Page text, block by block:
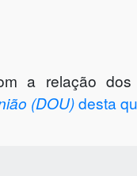
a relação
(DOU)desta